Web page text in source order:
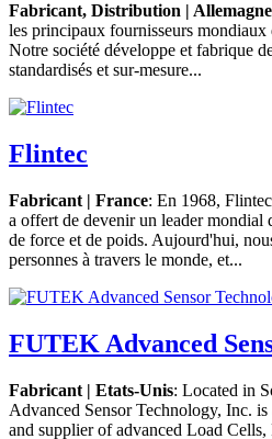
Fabricant, Distribution | Allemagne
les principaux fournisseurs mondiaux
Notre société développe et fabrique
standardisés et sur-mesure...
Flintec
Fabricant | France: En 1968,
a offert de devenir un leader mondial
de force et de poids. Aujourd'hui,
personnes à travers le monde, et...
FUTEK Advanced
Fabricant | Etats-Unis: Located in
Advanced Sensor Technology, Inc.
and supplier of advanced Load Cells,